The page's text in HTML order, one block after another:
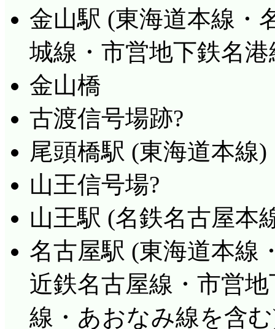
金山駅 (東海道本線・
城線・市営地下鉄名
金山橋
古渡信号場跡?
尾頭橋駅 (東海道本線)
山王信号場?
山王駅 (名鉄名古屋本
名古屋駅 (東海道本線
近鉄名古屋線・市営
線・あおなみ線を含